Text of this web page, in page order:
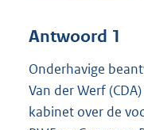
Antwoord 1
Onderhavige
Van der Werf
kabinet over de